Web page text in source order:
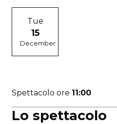
Lo spettacolo
Tue
15
December
Spettacolo ore 11:00